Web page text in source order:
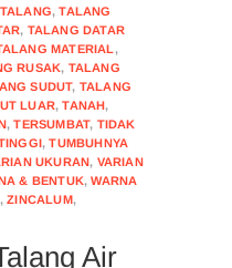
,TALANG
, TALANG DATAR
MATERIAL ,
RUSAK, TALANG
SUDUT, TALANG
LUAR,TANAH,
,TERSUMBAT, TIDAK
,TUMBUHNYA
UKURAN, VARIAN
& BENTUK,WARNA
,ZINCALUM,
Air